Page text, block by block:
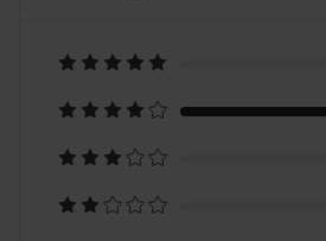
Perustuu
1
arvioon